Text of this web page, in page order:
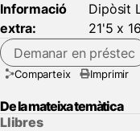
Informació
extra:
Dipòsit
21'5 x
Demanar en préstec
Comparteix Imprimir
De la mateixa temàtica
Llibres